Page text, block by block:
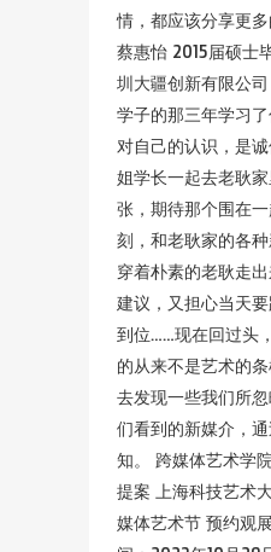
情，都应该分享更多
蔡惠怡 2015届硕士
圳大疆创新有限公
学子的那三年学习
对自己的认识，是
姐学长一起去老耿
张，期待那个围在
刻，和老耿家的各
穿着朴素的老耿走
建议，又担心当天
到位……现在回过头
的从来不是艺术的
去发现一些我们所
们看到的新媒介，
知。 跨媒体艺术学
提案 上海科技艺术
媒体艺术节 预约观